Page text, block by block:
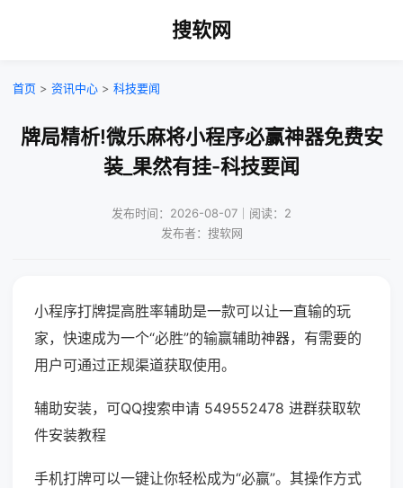
搜软网
首页 > 资讯中心 > 科技要闻
牌局精析!微乐麻将小程序必赢神器免费安
装_果然有挂-科技要闻
发布时间：2026-08-07｜阅读：2
发布者：搜软网
小程序打牌提高胜率辅助是一款可以让一直输的玩
家，快速成为一个“必胜”的输赢辅助神器，有需要的
用户可通过正规渠道获取使用。
辅助安装，可QQ搜索申请 549552478 进群获取软
件安装教程
手机打牌可以一键让你轻松成为“必赢”。其操作方式